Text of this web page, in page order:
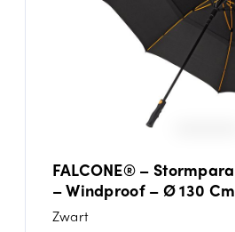
FALCONE® –
– Windproof – Ø 130
Zwart